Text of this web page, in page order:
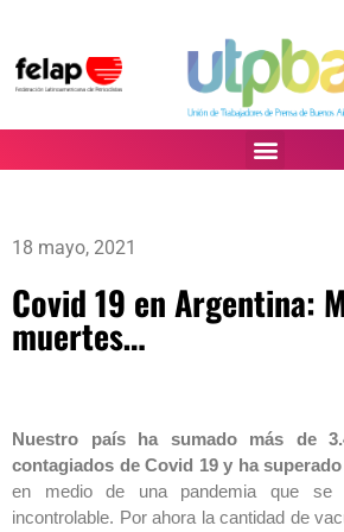
18 mayo, 2021
Covid 19 en Argentina:
muertes…
Nuestro país ha sumado más de
contagiados de Covid 19 y ha superado
en medio de una pandemia que se
incontrolable. Por ahora la cantidad de